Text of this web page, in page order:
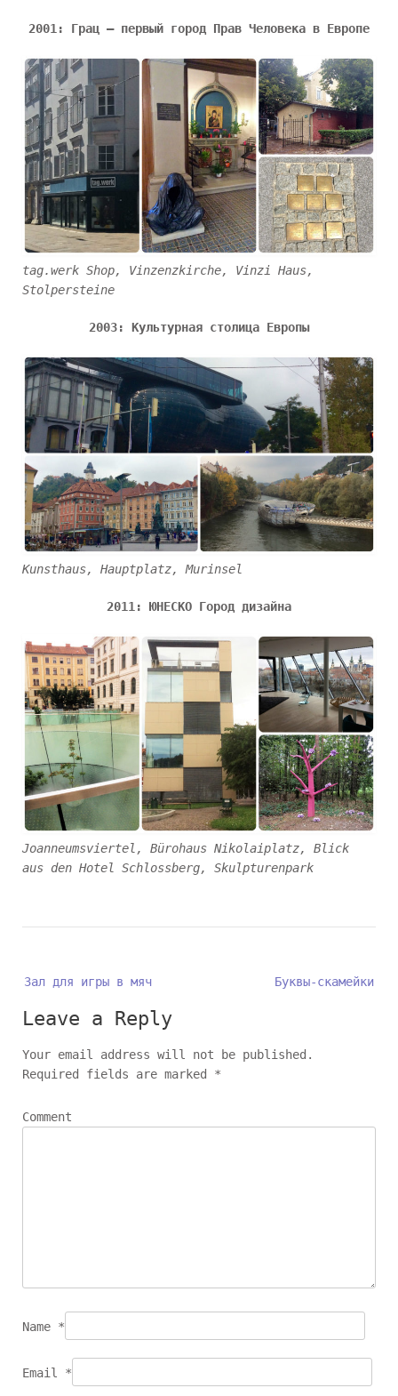
2001: Грац – первый город Прав Человека в Европе
tag.werk Shop, Vinzenzkirche, Vinzi Haus,
Stolpersteine
2003: Культурная столица Европы
Kunsthaus, Hauptplatz, Murinsel
2011: ЮНЕСКО Город дизайна
Joanneumsviertel, Bürohaus Nikolaiplatz, Blick
aus den Hotel Schlossberg, Skulpturenpark
P
s
t
n
v
n
Зал для игры в мяч Буквы-скамейки
Leave a Reply
Your email address will not be published.
Required fields are marked *
Comment
Name *
Email *